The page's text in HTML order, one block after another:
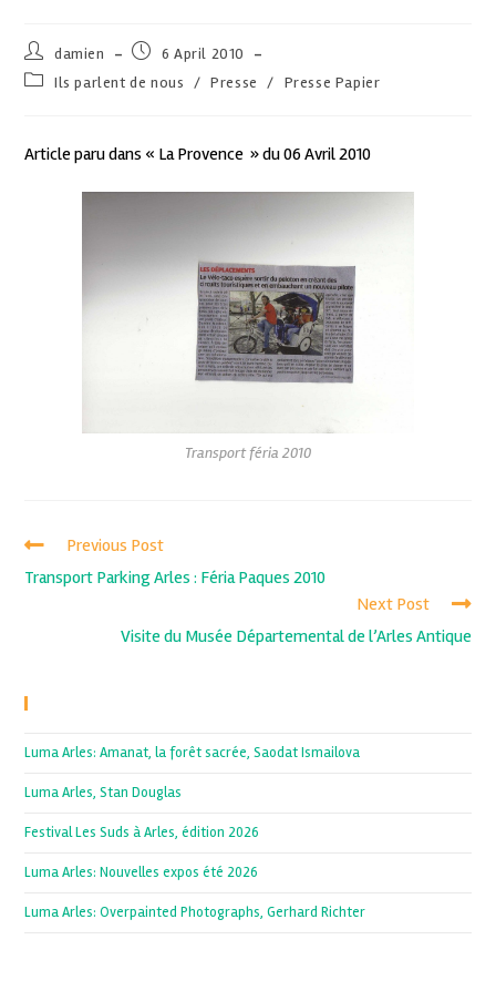
damien
6 April 2010
Ils parlent de nous / Presse / Presse Papier
Article paru dans « La Provence » du 06 Avril 2010
Transport féria 2010
Previous Post
Transport Parking Arles : Féria Paques 2010
Next Post
Visite du Musée Départemental de l’Arles Antique
Luma Arles: Amanat, la forêt sacrée, Saodat Ismailova
Luma Arles, Stan Douglas
Festival Les Suds à Arles, édition 2026
Luma Arles: Nouvelles expos été 2026
Luma Arles: Overpainted Photographs, Gerhard Richter